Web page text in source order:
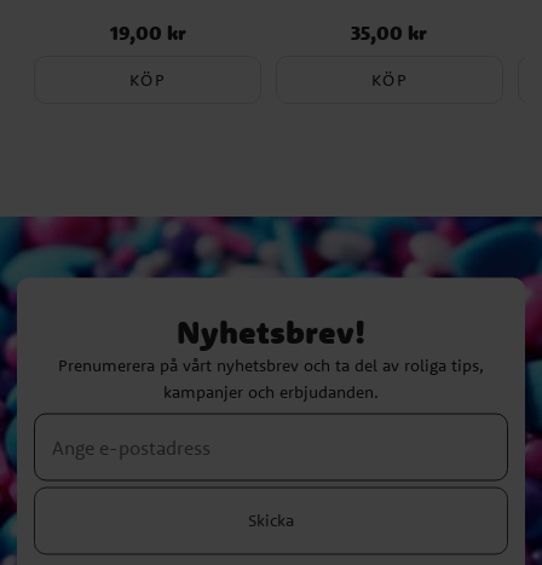
Pris:19,00 kr
19,00 kr
KÖP
Pris:35,00 kr
35,00 kr
KÖP
Nyhetsbrev!
Prenumerera på vårt nyhetsbrev och ta del av roliga tips,
kampanjer och erbjudanden.
Skicka